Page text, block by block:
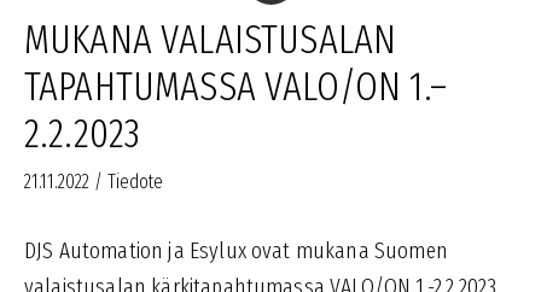
MUKANA VALAISTUSALAN
TAPAHTUMASSA VALO/ON 1.–
2.2.2023
21.11.2022 / Tiedote
DJS Automation ja Esylux ovat mukana Suomen